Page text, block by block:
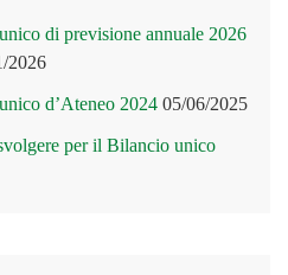
di previsione annuale 2026
2026
d’Ateneo 2024 05/06/2025
per il Bilancio unico